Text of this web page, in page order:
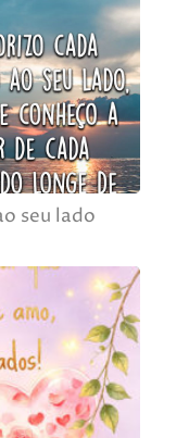
seu lado